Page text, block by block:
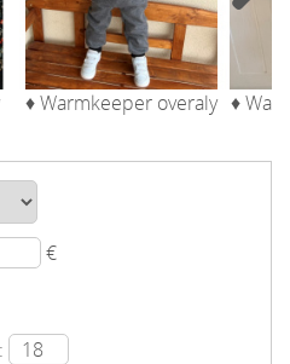
♦ Warmkeeper overaly ♦
€